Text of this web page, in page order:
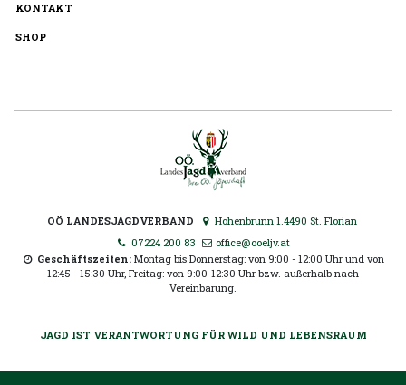
KONTAKT
SHOP
OÖ LANDESJAGDVERBAND
Hohenbrunn 1.4490 St. Florian
07224 200 83
office@ooeljv.at
Geschäftszeiten: Montag bis Donnerstag: von 9:00 - 12:00 Uhr und von
12:45 - 15:30 Uhr, Freitag: von 9:00-12:30 Uhr bzw. außerhalb nach
Vereinbarung.
JAGD IST VERANTWORTUNG FÜR WILD UND LEBENSRAUM